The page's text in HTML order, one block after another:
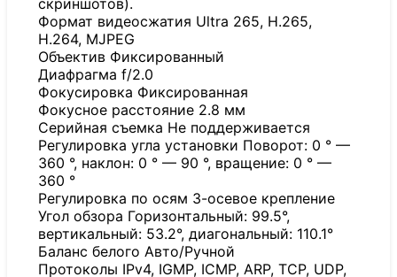
скриншотов).
Формат видеосжатия Ultra 265, H.265,
H.264, MJPEG
Объектив Фиксированный
Диафрагма f/2.0
Фокусировка Фиксированная
Фокусное расстояние 2.8 мм
Серийная съемка Не поддерживается
Регулировка угла установки Поворот: 0 ° —
360 °, наклон: 0 ° — 90 °, вращение: 0 ° —
360 °
Регулировка по осям 3-осевое крепление
Угол обзора Горизонтальный: 99.5°,
вертикальный: 53.2°, диагональный: 110.1°
Баланс белого Авто/Ручной
Протоколы IPv4, IGMP, ICMP, ARP, TCP, UDP,